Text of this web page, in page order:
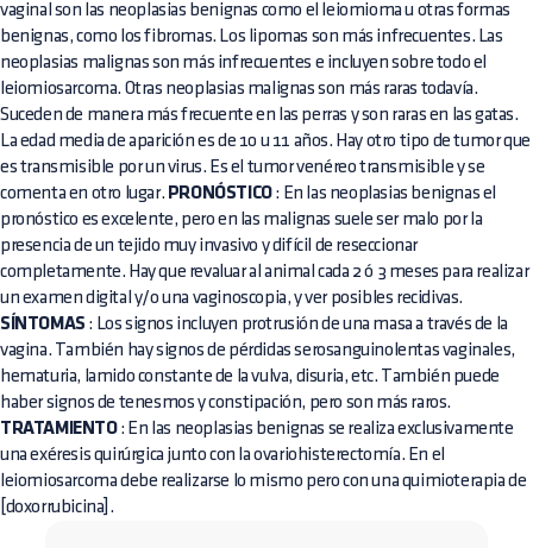
vaginal son las neoplasias benignas como el leiomioma u otras formas
benignas, como los fibromas. Los lipomas son más infrecuentes. Las
neoplasias malignas son más infrecuentes e incluyen sobre todo el
leiomiosarcoma. Otras neoplasias malignas son más raras todavía.
Suceden de manera más frecuente en las perras y son raras en las gatas.
La edad media de aparición es de 10 u 11 años. Hay otro tipo de tumor que
es transmisible por un virus. Es el tumor venéreo transmisible y se
comenta en otro lugar. PRONÓSTICO: En las neoplasias benignas el
pronóstico es excelente, pero en las malignas suele ser malo por la
presencia de un tejido muy invasivo y difícil de reseccionar
completamente. Hay que revaluar al animal cada 2 ó 3 meses para realizar
un examen digital y/o una vaginoscopia, y ver posibles recidivas.
SÍNTOMAS : Los signos incluyen protrusión de una masa a través de la
vagina. También hay signos de pérdidas serosanguinolentas vaginales,
hematuria, lamido constante de la vulva, disuria, etc. También puede
haber signos de tenesmos y constipación, pero son más raros.
TRATAMIENTO: En las neoplasias benignas se realiza exclusivamente
una exéresis quirúrgica junto con la ovariohisterectomía. En el
leiomiosarcoma debe realizarse lo mismo pero con una quimioterapia de
[doxorrubicina].